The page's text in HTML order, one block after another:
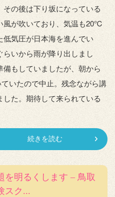
の後は下り坂になっている
風が吹いており、気温も20℃
気圧が日本海を進んでい
いから雨が降り出しまし
もしていましたが、朝から
いたので中止。残念ながら講
た。期待して来られている
続きを読む
を明るくします – 鳥取
スク...